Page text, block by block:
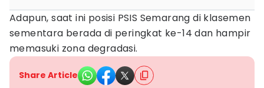
Adapun, saat ini posisi PSIS Semarang di klasemen
sementara berada di peringkat ke-14 dan hampir
memasuki zona degradasi.
Share Article